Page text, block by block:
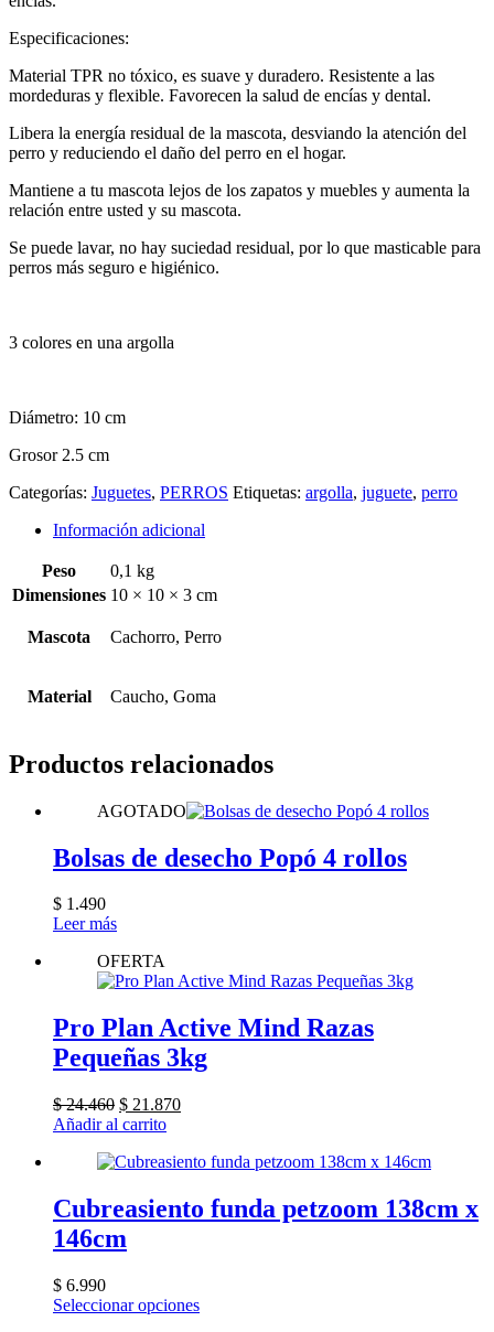
Especificaciones:
Material TPR no tóxico, es suave y duradero. Resistente a las
mordeduras y flexible. Favorecen la salud de encías y dental.
Libera la energía residual de la mascota, desviando la atención del
perro y reduciendo el daño del perro en el hogar.
Mantiene a tu mascota lejos de los zapatos y muebles y aumenta la
relación entre usted y su mascota.
Se puede lavar, no hay suciedad residual, por lo que masticable para
perros más seguro e higiénico.
3 colores en una argolla
Diámetro: 10 cm
Grosor 2.5 cm
Categorías: Juguetes, PERROS Etiquetas: argolla, juguete, perro
Información adicional
Peso
0,1 kg
Dimensiones 10 × 10 × 3 cm
Mascota Cachorro, Perro
Material Caucho, Goma
Productos relacionados
AGOTADO
Bolsas de desecho Popó 4 rollos
$ 1.490
Leer más
OFERTA
Pro Plan Active Mind Razas
Pequeñas 3kg
$24.460 El
precio
era:
$ 21.870El
es:
Añadir al carrito
Cubreasiento funda petzoom 138cm x
146cm
$ 6.990
Seleccionar opcionesEste